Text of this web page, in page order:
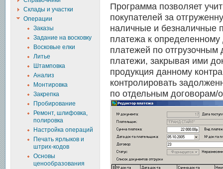
Программа позволяет
покупателей за
наличные и безналичные
платежа к определенному
платежей по отгрузочным
платежи, закрывая ими
продукция данному
контролировать
по отдельным договорам/
Склады и участки
Операции
Заказы
Задание на восковку
Восковые елки
Литье
Штамповка
Анализ
Монтировка
Закрепка
Пробирование
Ремонт, шлифовка,
полировка
Настройка операций
Печать ярлыков и
штрих-кодов
Основы
ценообразования